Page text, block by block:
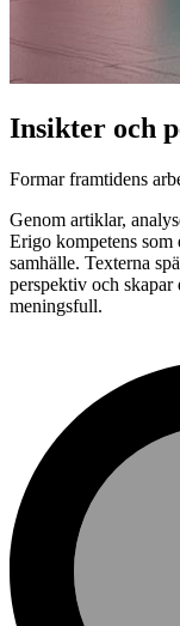
Insikter och
Formar framtidens
Genom artiklar,
Erigo kompetens
samhälle. Texterna
perspektiv och
meningsfull.